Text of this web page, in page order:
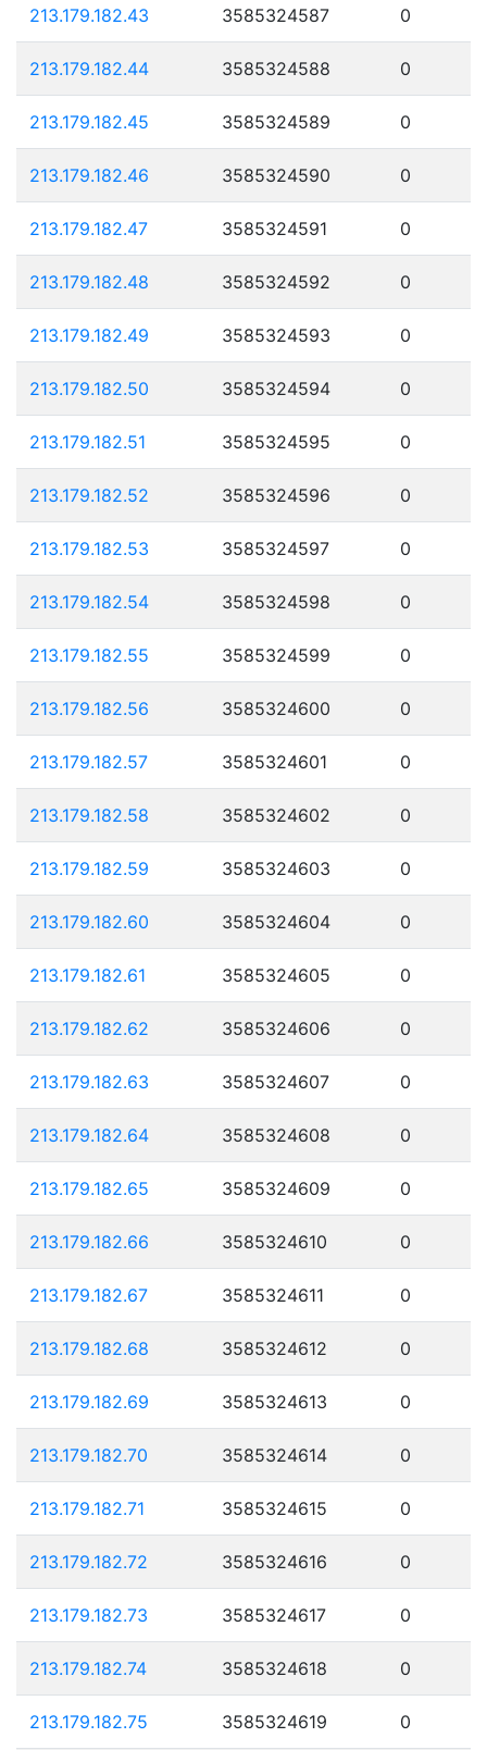
213.179.182.43 3585324587 0
213.179.182.44 3585324588 0
213.179.182.45 3585324589 0
213.179.182.46 3585324590 0
213.179.182.47 3585324591 0
213.179.182.48 3585324592 0
213.179.182.49 3585324593 0
213.179.182.50 3585324594 0
213.179.182.51 3585324595 0
213.179.182.52 3585324596 0
213.179.182.53 3585324597 0
213.179.182.54 3585324598 0
213.179.182.55 3585324599 0
213.179.182.56 3585324600 0
213.179.182.57 3585324601 0
213.179.182.58 3585324602 0
213.179.182.59 3585324603 0
213.179.182.60 3585324604 0
213.179.182.61 3585324605 0
213.179.182.62 3585324606 0
213.179.182.63 3585324607 0
213.179.182.64 3585324608 0
213.179.182.65 3585324609 0
213.179.182.66 3585324610 0
213.179.182.67 3585324611 0
213.179.182.68 3585324612 0
213.179.182.69 3585324613 0
213.179.182.70 3585324614 0
213.179.182.71 3585324615 0
213.179.182.72 3585324616 0
213.179.182.73 3585324617 0
213.179.182.74 3585324618 0
213.179.182.75 3585324619 0